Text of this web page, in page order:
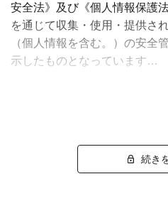
安全法》及び《個人情報保護
を通じて収集・使用・提供さ
（個人情報を含む。）の安全
示したものとなっています…
続き